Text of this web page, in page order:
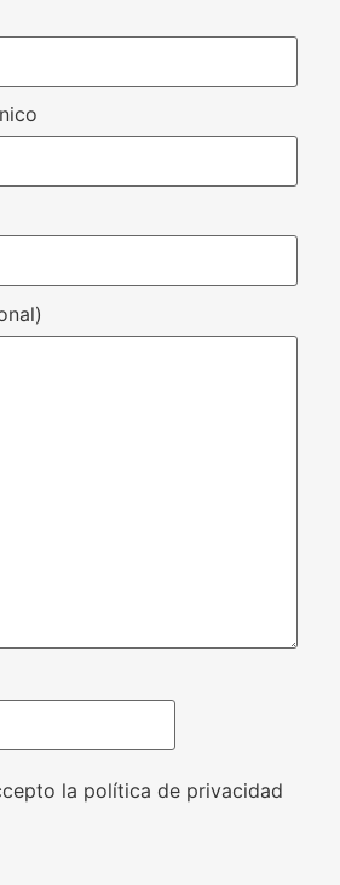
la política de privacidad